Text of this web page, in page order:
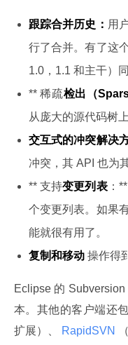
跟踪合并历史： 用
行了合并。有了这
1.0，1.1 和主干）
** 稀疏检出（
从庞大的源代码树
交互式的冲突解决
冲突，其 API 也为
** 支持变更列表：
个变更列表。如果
能就很有用了。
复制和移动操作得
Eclipse 的 Subversion
本。其他的客户端还包
扩展）、
RapidSVN